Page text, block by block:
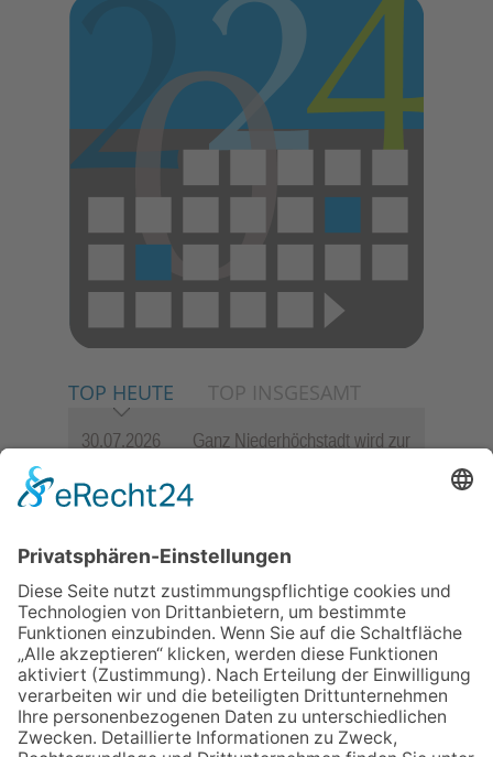
TOP HEUTE TOP INSGESAMT
30.07.2026
Ganz Niederhöchstadt wird zur
06.08.2026
Jugendchor Hochtaunus
Programm „Changes“
Sommerabend: Der Rettershof
lädt wieder zum Weinfest ein
06.08.2026
Hisamoto und Tölke begeistern
mit Werken von Walter
Wachsmuth
09.07.2026
Wasserampel steht auf Gelb: